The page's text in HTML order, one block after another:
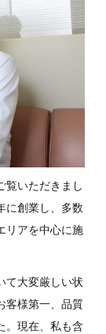
覧いただきまし
に創業し、多数
リアを中心に施
て大変厳しい状
客様第一、品質
。現在、私も含